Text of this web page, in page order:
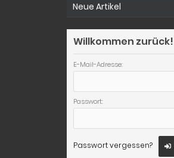
Neue Artikel
Willkommen zurück!
E-Mail-Adresse:
Passwort:
Passwort vergessen?